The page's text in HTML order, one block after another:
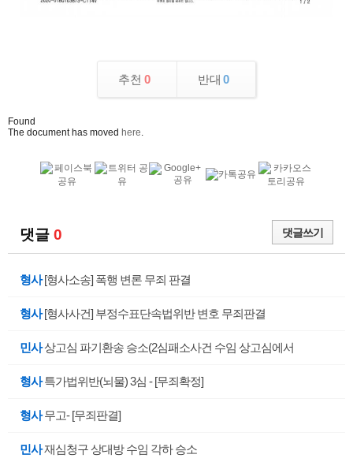
추천 0 반대 0
Found
The document has moved here.
댓글 0 댓글쓰기
형사 [형사소송] 폭행 변론 무죄 판결
형사 [형사사건] 부정수표단속법위반 변호 무죄판결
민사상고심 파기환송 승소(2심패소사건 수임 상고심에서
형사 특가법위반(뇌물) 3심 - [무죄확정]
형사 무고- [무죄판결]
민사재심청구 상대방 수임 각하 승소